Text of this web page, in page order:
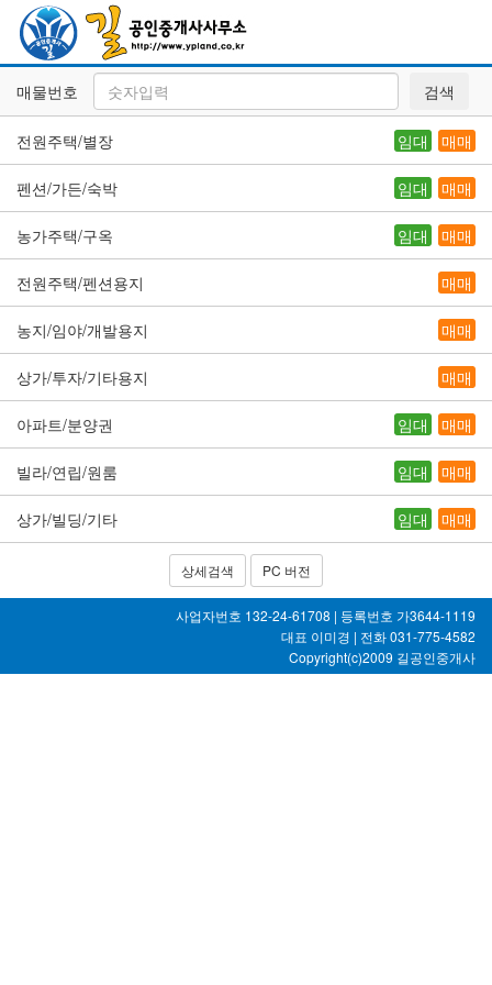
매물번호 검색
전원주택/별장 임대 매매
펜션/가든/숙박 임대 매매
농가주택/구옥 임대 매매
전원주택/펜션용지 매매
농지/임야/개발용지 매매
상가/투자/기타용지 매매
아파트/분양권 임대 매매
빌라/연립/원룸 임대 매매
상가/빌딩/기타 임대 매매
상세검색 PC 버전
사업자번호 132-24-61708 | 등록번호 가3644-1119
대표 이미경 | 전화 031-775-4582
Copyright(c)2009 길공인중개사